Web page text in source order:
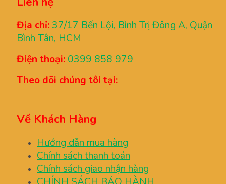
Địa chỉ: 37/17 Bến Lội, Bình Trị Đông A, Quận
Bình Tân, HCM
Điện thoại: 0399 858 979
Theo dõi chúng tôi tại:
Về Khách Hàng
Hướng dẫn mua hàng
Chính sách thanh toán
Chính sách giao nhận hàng